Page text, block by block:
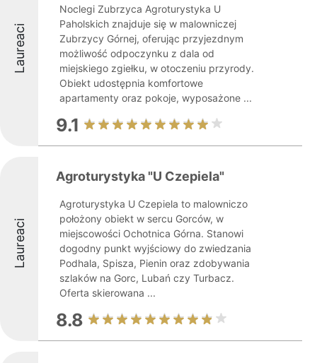
Laureaci
Noclegi Zubrzyca Agroturystyka U
Paholskich znajduje się w malowniczej
Zubrzycy Górnej, oferując przyjezdnym
możliwość odpoczynku z dala od
miejskiego zgiełku, w otoczeniu przyrody.
Obiekt udostępnia komfortowe
apartamenty oraz pokoje, wyposażone ...
9.1
Laureaci
Agroturystyka "U Czepiela"
Agroturystyka U Czepiela to malowniczo
położony obiekt w sercu Gorców, w
miejscowości Ochotnica Górna. Stanowi
dogodny punkt wyjściowy do zwiedzania
Podhala, Spisza, Pienin oraz zdobywania
szlaków na Gorc, Lubań czy Turbacz.
Oferta skierowana ...
8.8